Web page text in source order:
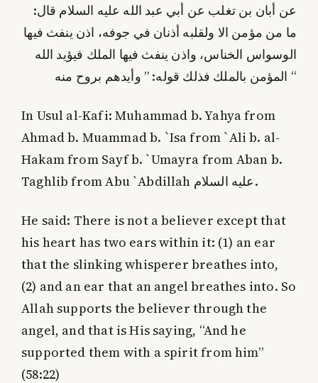
عن أبان بن تغلب عن أبي عبد الله عليه السلام قال:
ما من مؤمن الا ولقلبه أذنان في جوفه، اذن ينفث فيها
الوسواس الخناس، واذن ينفث فيها الملك فيؤيد الله
المؤمن بالملك فذلك قوله: ” وأيدهم بروح منه “
In Usul al-Kafi: Muhammad b. Yahya from
Ahmad b. Muammad b. `Isa from `Ali b. al-
Hakam from Sayf b. `Umayra from Aban b.
Taghlib from Abu `Abdillah عليه السلام.
He said: There is not a believer except that
his heart has two ears within it: (1) an ear
that the slinking whisperer breathes into,
(2) and an ear that an angel breathes into. So
Allah supports the believer through the
angel, and that is His saying, “And he
supported them with a spirit from him”
(58:22)